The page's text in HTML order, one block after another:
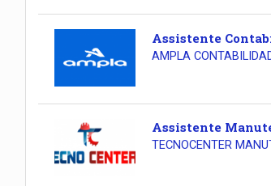
Assistente
AMPLA
Assistente
TECNOCENTER